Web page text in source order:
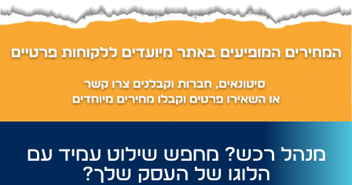
מנהל רכש? מחפש שילוט עמיד עם
הלוגו של העסק שלך?